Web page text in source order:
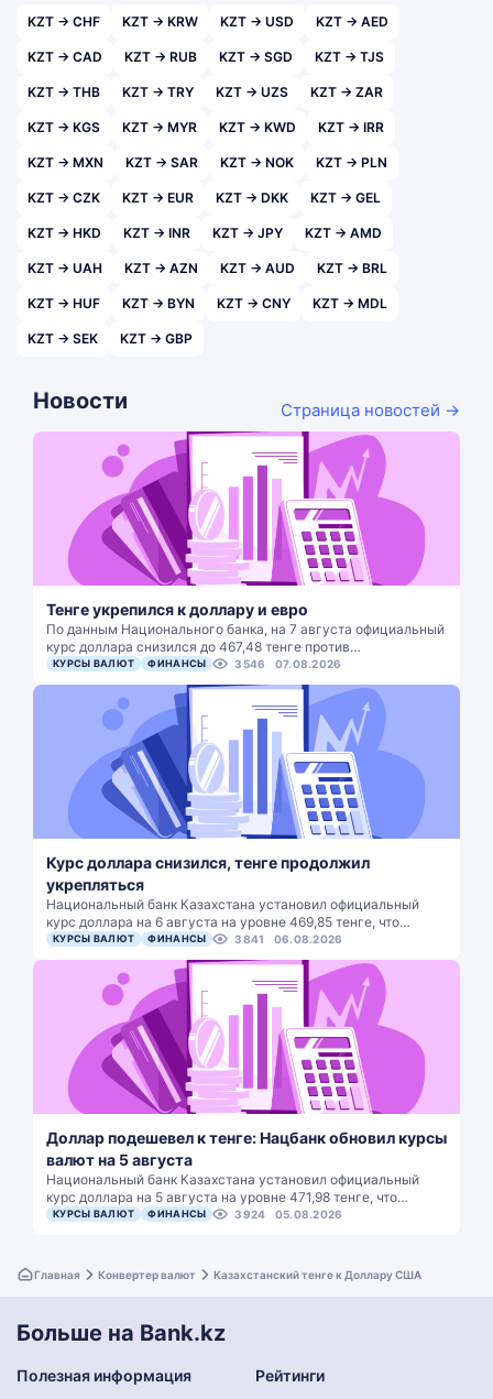
KZT → CHF KZT → KRW KZT → USD KZT → AED
KZT → CAD KZT → RUB KZT → SGD KZT → TJS
KZT → THB KZT → TRY KZT → UZS KZT → ZAR
KZT → KGS KZT → MYR KZT → KWD KZT → IRR
KZT → MXN KZT → SAR KZT → NOK KZT → PLN
KZT → CZK KZT → EUR KZT → DKK KZT → GEL
KZT → HKD KZT → INR KZT → JPY KZT → AMD
KZT → UAH KZT → AZN KZT → AUD KZT → BRL
KZT → HUF KZT → BYN KZT → CNY KZT → MDL
KZT → SEK KZT → GBP
Новости Страница новостей →
Тенге укрепился к доллару и евро
По данным Национального банка, на 7 августа официальный
курс доллара снизился до 467,48 тенге против…
КУРСЫ ВАЛЮТ ФИНАНСЫ 3546 07.08.2026
Курс доллара снизился, тенге продолжил
укрепляться
Национальный банк Казахстана установил официальный
курс доллара на 6 августа на уровне 469,85 тенге, что…
КУРСЫ ВАЛЮТ ФИНАНСЫ 3841 06.08.2026
Доллар подешевел к тенге: Нацбанк обновил курсы
валют на 5 августа
Национальный банк Казахстана установил официальный
курс доллара на 5 августа на уровне 471,98 тенге, что…
КУРСЫ ВАЛЮТ ФИНАНСЫ 3924 05.08.2026
Главная Конвертер валют Казахстанский тенге к Доллару США
Больше на Bank.kz
Полезная информация Рейтинги